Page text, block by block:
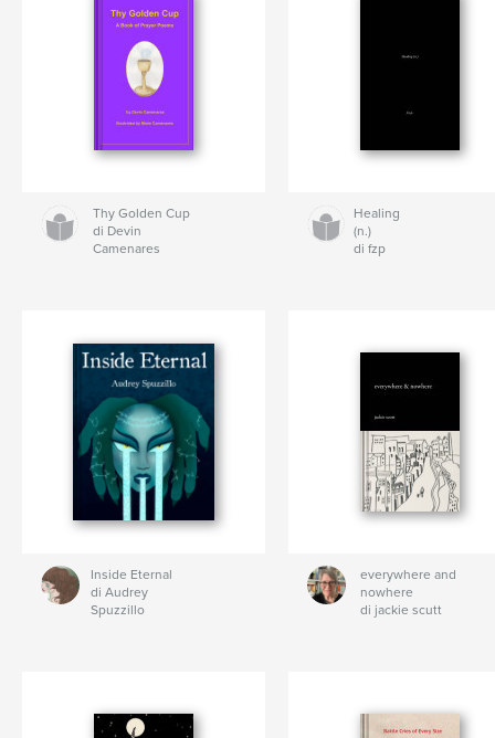
Thy Golden Cup
di Devin
Camenares
Healing
(n.)
di fzp
Inside Eternal
di Audrey
Spuzzillo
everywhere and
nowhere
di jackie scutt